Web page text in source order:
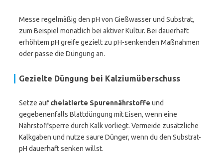
Messe regelmäßig den pH von Gießwasser und Substrat,
zum Beispiel monatlich bei aktiver Kultur. Bei dauerhaft
erhöhtem pH greife gezielt zu pH-senkenden Maßnahmen
oder passe die Düngung an.
Gezielte Düngung bei Kalziumüberschuss
Setze auf chelatierte Spurennährstoffe und
gegebenenfalls Blattdüngung mit Eisen, wenn eine
Nährstoffsperre durch Kalk vorliegt. Vermeide zusätzliche
Kalkgaben und nutze saure Dünger, wenn du den Substrat-
pH dauerhaft senken willst.